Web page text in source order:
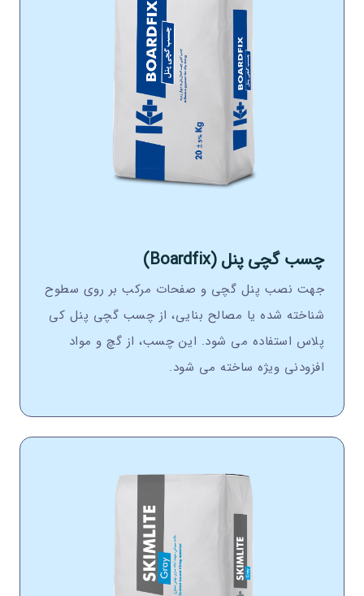
چسب گچی پنل (Boardfix)
جهت نصب پنل گچی و صفحات مرکب بر روی سطوح
شناخته شده یا مصالح بنایی، از چسب گچی پنل کی
پلاس استفاده می شود. این چسب، از گچ و مواد
افزودنی ویژه ساخته می شود.